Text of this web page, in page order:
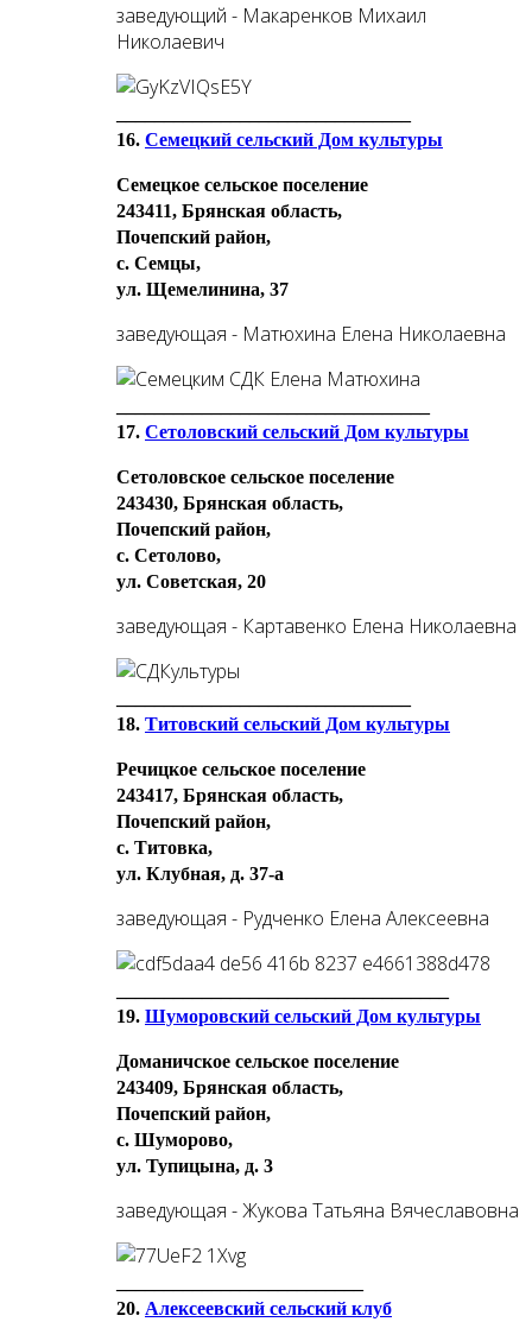
заведующий - Макаренков Михаил
Николаевич
16. Семецкий сельский Дом культуры
Семецкое сельское поселение
243411, Брянская область,
Почепский район,
с. Семцы,
ул. Щемелинина, 37
заведующая - Матюхина Елена Николаевна
17. Сетоловский сельский Дом культуры
Сетоловское сельское поселение
243430, Брянская область,
Почепский район,
с. Сетолово,
ул. Советская, 20
заведующая - Картавенко Елена Николаевна
18. Титовский сельский Дом культуры
Речицкое сельское поселение
243417, Брянская область,
Почепский район,
с. Титовка,
ул. Клубная, д. 37-а
заведующая - Рудченко Елена Алексеевна
19. Шуморовский сельский Дом культуры
Доманичское сельское поселение
243409, Брянская область,
Почепский район,
с. Шуморово,
ул. Тупицына, д. 3
заведующая - Жукова Татьяна Вячеславовна
20. Алексеевский сельский клуб